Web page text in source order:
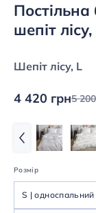
Постiльна
шепіт
Шепіт лісу, L
4 420 грн5
Розмір
S | односпальний